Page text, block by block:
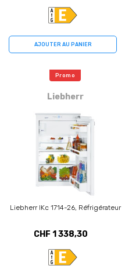
AJOUTER AU PANIER
Promo
Liebherr
Liebherr IKc 1714-26, Réfrigérateur
CHF 1 338,30